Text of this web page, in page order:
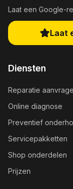
Laat een Google-
Laat
Diensten
Reparatie
Online diagnose
Preventief
Servicepakketten
Shop onderdelen
Prijzen